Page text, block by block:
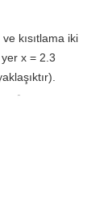
kısıtlama iki
x = 2.3